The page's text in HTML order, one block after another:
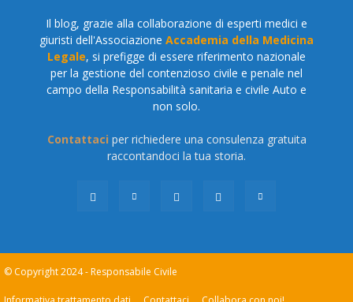
Il blog, grazie alla collaborazione di esperti medici e
giuristi dell'Associazione Accademia della Medicina
Legale, si prefigge di essere riferimento nazionale
per la gestione del contenzioso civile e penale nel
campo della Responsabilità sanitaria e civile Auto e
non solo.
Contattaci per richiedere una consulenza gratuita
raccontandoci la tua storia.
© Copyright 2024 - Responsabile Civile